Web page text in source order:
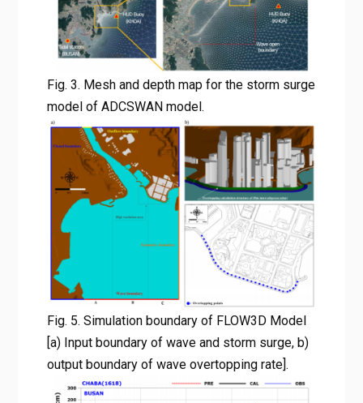
Fig. 3. Mesh and depth map for the storm surge
model of ADCSWAN model.
Fig. 5. Simulation boundary of FLOW3D Model
[a) Input boundary of wave and storm surge, b)
output boundary of wave overtopping rate].